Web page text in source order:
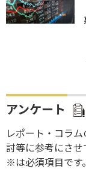
アンケート
レポート・コラ
討等に参考にさせ
※は必須項目です。